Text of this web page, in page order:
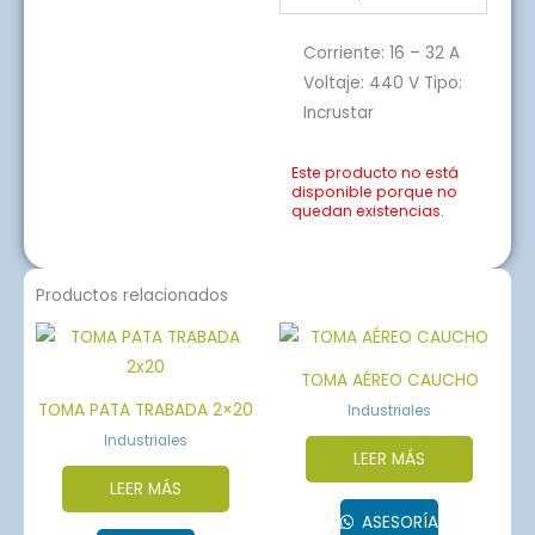
Corriente: 16 – 32 A
Voltaje: 440 V Tipo:
Incrustar
Este producto no está
disponible porque no
quedan existencias.
Productos relacionados
TOMA PATA TRABADA 2×20
Industriales
LEER MÁS
TOMA AÉREO CAUCHO
Industriales
LEER MÁS
ASESORÍA